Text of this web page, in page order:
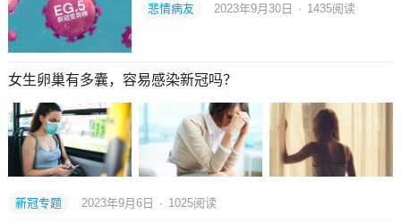
悲情病友 2023年9月30日 · 1435阅读
女生卵巢有多囊，容易感染新冠吗？
新冠专题 2023年9月6日 · 1025阅读